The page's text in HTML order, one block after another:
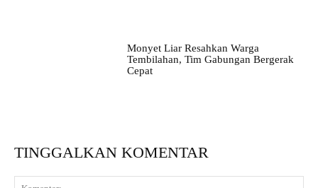
Monyet Liar Resahkan Warga
Tembilahan, Tim Gabungan Bergerak
Cepat
TINGGALKAN KOMENTAR